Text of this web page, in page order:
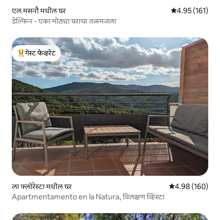
एल मसनौ मधील घर 5 पैकी 4.95
4.95 (161)
डेल्फिन - एका मोठ्या घराचा तळमजला
टॉप गेस्ट फेव्हरेट
गेस्ट फेव्हरेट
ला फ्लोरेस्टा मधील घर 5 पैकी 4.98
4.98 (160)
Apartmentamento en la Natura, विलक्षण व्हिस्टा